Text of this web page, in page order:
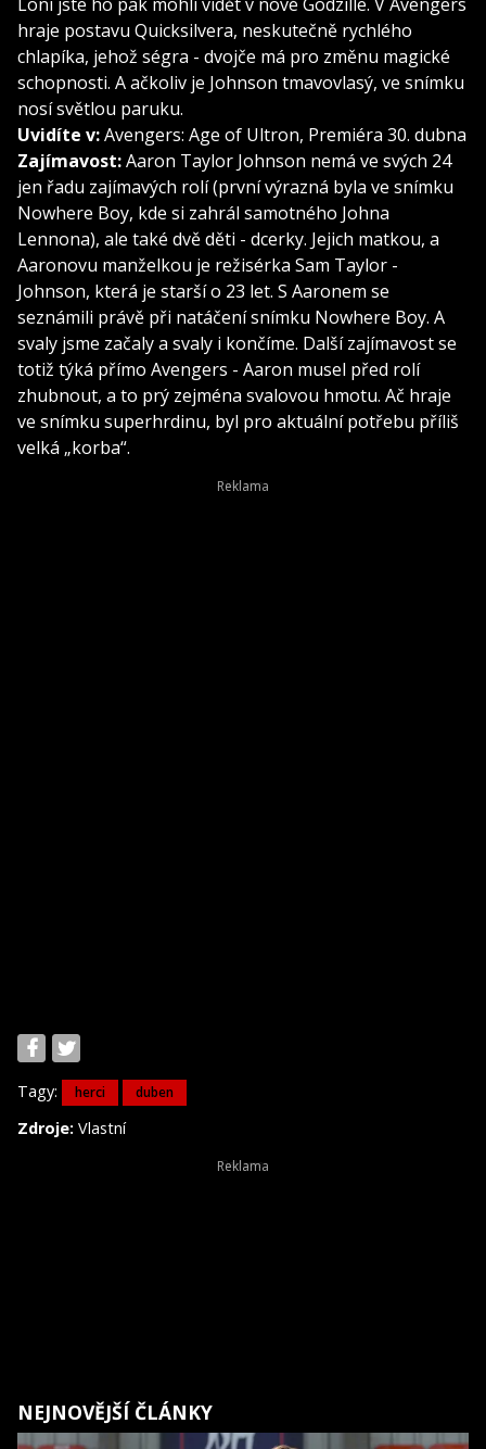
hraje postavu Quicksilvera, neskutečně rychlého
chlapíka, jehož ségra - dvojče má pro změnu magické
schopnosti. A ačkoliv je Johnson tmavovlasý, ve snímku
nosí světlou paruku.
Uvidíte v:Avengers: Age of Ultron, Premiéra 30. dubna
Zajímavost:Aaron Taylor Johnson nemá ve svých 24
jen řadu zajímavých rolí (první výrazná byla ve snímku
Nowhere Boy, kde si zahrál samotného Johna
Lennona), ale také dvě děti - dcerky. Jejich matkou, a
Aaronovu manželkou je režisérka Sam Taylor -
Johnson, která je starší o 23 let. S Aaronem se
seznámili právě při natáčení snímku Nowhere Boy. A
svaly jsme začaly a svaly i končíme. Další zajímavost se
totiž týká přímo Avengers - Aaron musel před rolí
zhubnout, a to prý zejména svalovou hmotu. Ač hraje
ve snímku superhrdinu, byl pro aktuální potřebu příliš
velká „korba“.
Tagy: herci duben
Zdroje: Vlastní
NEJNOVĚJŠÍ ČLÁNKY